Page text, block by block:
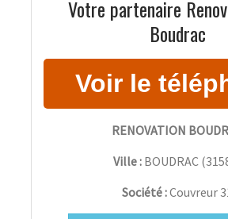
Votre partenaire
Boudrac
RENOVATION
Ville : BOUDRAC (
Société :Couvreur